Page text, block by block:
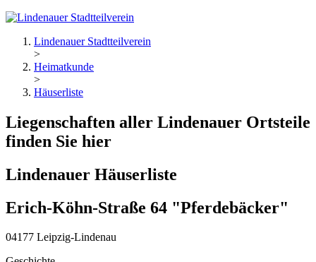
Lindenauer Stadtteilverein
>
Heimatkunde
>
Häuserliste
Liegenschaften aller Lindenauer Ortsteile
finden Sie hier
Lindenauer Häuserliste
Erich-Köhn-Straße 64 "Pferdebäcker"
04177 Leipzig-Lindenau